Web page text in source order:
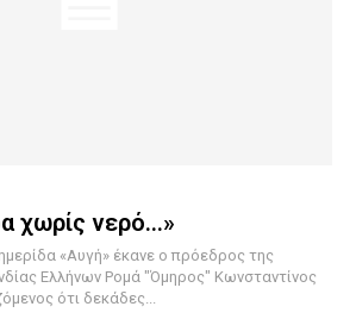
χωρίς νερό…»
«Αυγή» έκανε ο πρόεδρος της
Ελλήνων Ρομά "Όμηρος" Κωνσταντίνος
ότι δεκάδες...